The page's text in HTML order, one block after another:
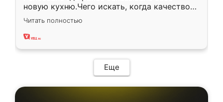
новую кухню.Чего искать, когда качеством
вполне довольна. Служит кухня уже почти
два года, нареканий нет.
Читать полностью
Еще